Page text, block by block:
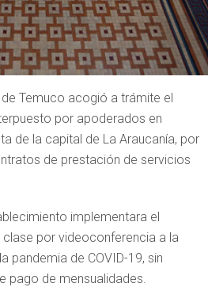
Temuco acogió a trámite el
por apoderados en
de la capital de La Araucanía, por
de prestación de servicios
implementara el
por videoconferencia a la
pandemia de COVID-19, sin
pago de mensualidades.